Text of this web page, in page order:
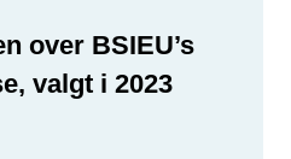
over BSIEU’s
valgt i 2023